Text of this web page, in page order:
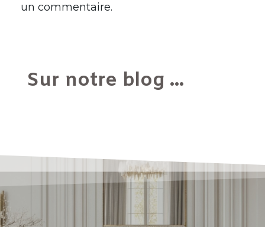
un commentaire.
Sur notre blog ...